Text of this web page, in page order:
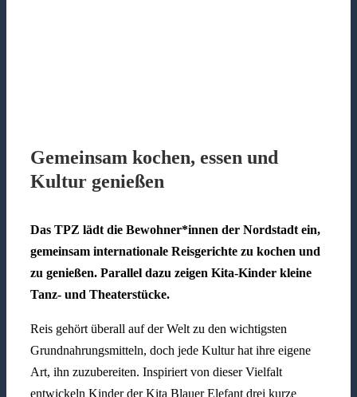
Gemeinsam kochen, essen und
Kultur genießen
Das TPZ lädt die Bewohner*innen der Nordstadt ein,
gemeinsam internationale Reisgerichte zu kochen und
zu genießen. Parallel dazu zeigen Kita-Kinder kleine
Tanz- und Theaterstücke.
Reis gehört überall auf der Welt zu den wichtigsten
Grundnahrungsmitteln, doch jede Kultur hat ihre eigene
Art, ihn zuzubereiten. Inspiriert von dieser Vielfalt
entwickeln Kinder der Kita Blauer Elefant drei kurze